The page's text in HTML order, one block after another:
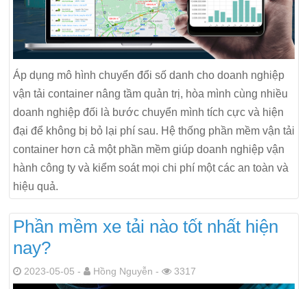
Áp dụng mô hình chuyển đổi số danh cho doanh nghiệp
vận tải container nâng tầm quản trị, hòa mình cùng nhiều
doanh nghiệp đối là bước chuyển mình tích cực và hiện
đại để không bị bỏ lại phí sau. Hệ thống phần mềm vận tải
container hơn cả một phần mềm giúp doanh nghiệp vận
hành công ty và kiểm soát mọi chi phí một các an toàn và
hiệu quả.
Phần mềm xe tải nào tốt nhất hiện
nay?
2023-05-05 - Hồng Nguyễn - 3317